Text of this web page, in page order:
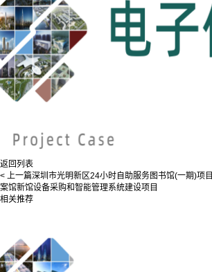
返回列表
< 上一篇深圳市光明新区24小时自助服务图书馆(一期)项目
案馆新馆设备采购和智能管理系统建设项目
相关推荐